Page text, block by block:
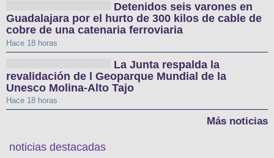
Detenidos seis varones en
Guadalajara por el hurto de 300 kilos de cable de
cobre de una catenaria ferroviaria
Hace 18 horas
La Junta respalda la
revalidación de l Geoparque Mundial de la
Unesco Molina-Alto Tajo
Hace 18 horas
Más noticias
noticias destacadas